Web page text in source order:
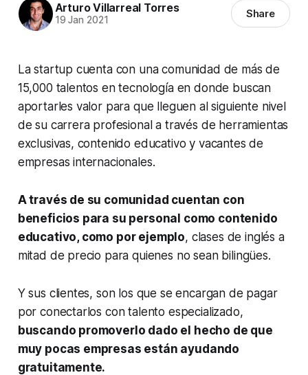
Arturo Villarreal Torres
19 Jan 2021 Share
La startup cuenta con una comunidad de más de
15,000 talentos en tecnología en donde buscan
aportarles valor para que lleguen al siguiente nivel
de su carrera profesional a través de herramientas
exclusivas, contenido educativo y vacantes de
empresas internacionales.
A través de su comunidad cuentan con
beneficios para su personal como contenido
educativo, como por ejemplo, clases de inglés a
mitad de precio para quienes no sean bilingües.
Y sus clientes, son los que se encargan de pagar
por conectarlos con talento especializado,
buscando promoverlo dado el hecho de que
muy pocas empresas están ayudando
gratuitamente.